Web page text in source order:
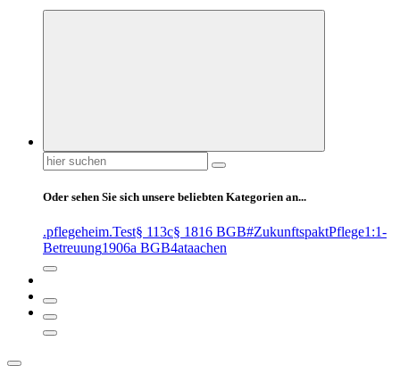
Suchen
nach:
Oder sehen Sie sich unsere beliebten Kategorien an...
.pflegeheim.Test§ 113c§ 1816 BGB#ZukunftspaktPflege1:1-
Betreuung1906a BGB4ataachen